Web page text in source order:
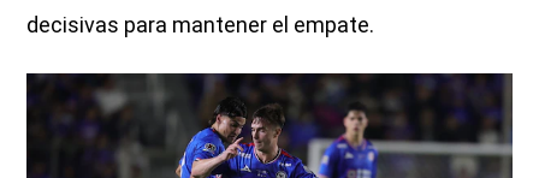
decisivas para mantener el empate.